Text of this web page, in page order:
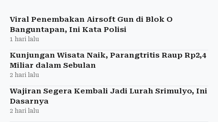
untuk memperketat
Viral Penembakan Airsoft Gun di Blok O
Banguntapan, Ini Kata Polisi
1 hari lalu
Kunjungan Wisata Naik, Parangtritis Raup Rp2,4
Miliar dalam Sebulan
2 hari lalu
Wajiran Segera Kembali Jadi Lurah Srimulyo, Ini
Dasarnya
2 hari lalu